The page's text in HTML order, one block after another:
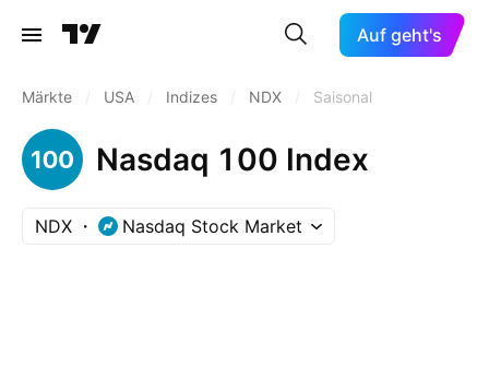
Auf geht's
Märkte USA Indizes NDX Saisonal
Nasdaq 100 Index
NDX Nasdaq Stock Market